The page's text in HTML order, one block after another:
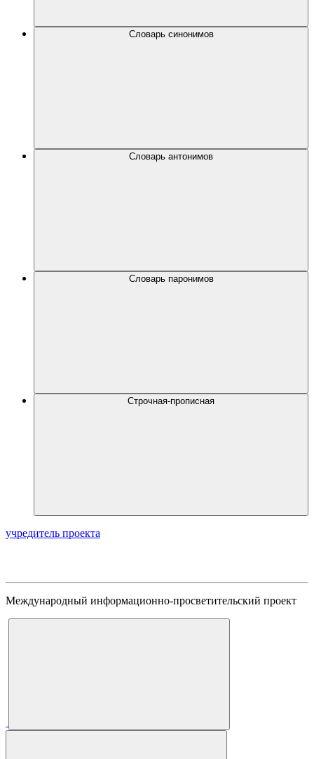
Словарь синонимов
Словарь антонимов
Словарь паронимов
Строчная-прописная
учредитель проекта
Международный информационно-просветительский проект